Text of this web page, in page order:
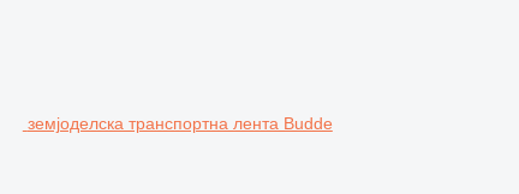
земјоделска транспортна лента Budde